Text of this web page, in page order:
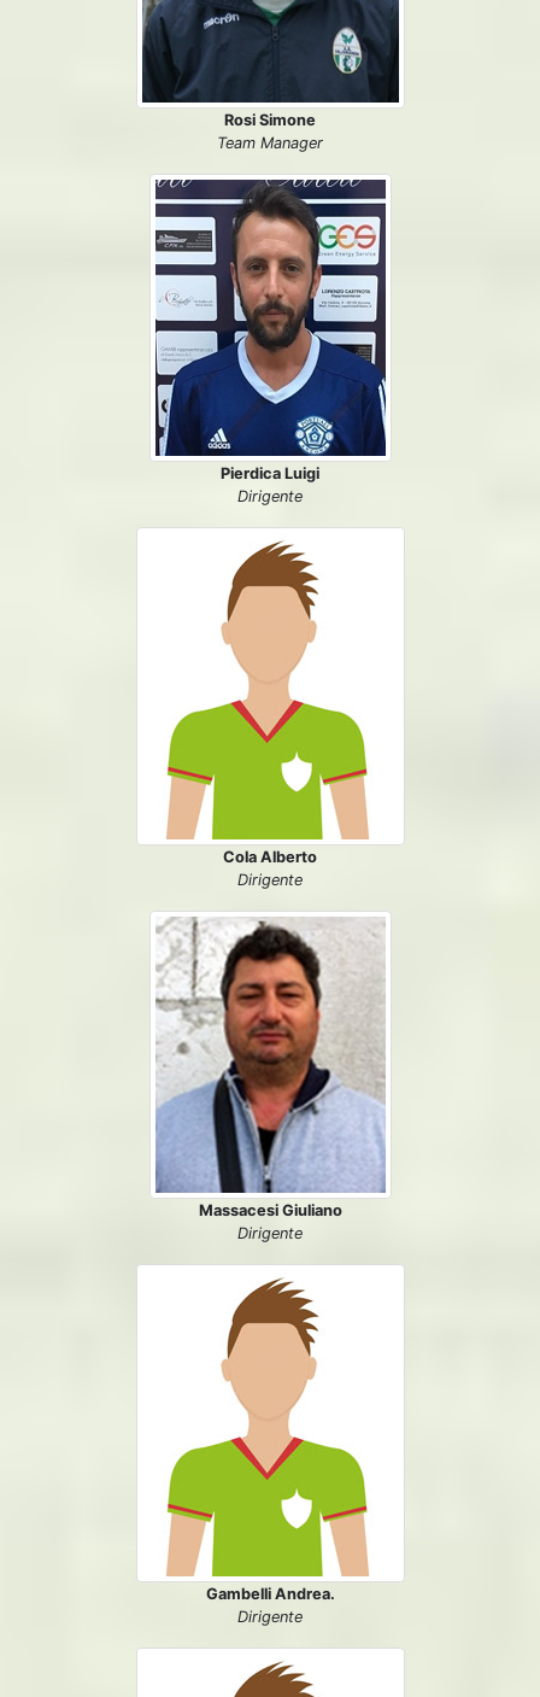
Rosi Simone
Team Manager
Pierdica Luigi
Dirigente
Cola Alberto
Dirigente
Massacesi Giuliano
Dirigente
Gambelli Andrea.
Dirigente